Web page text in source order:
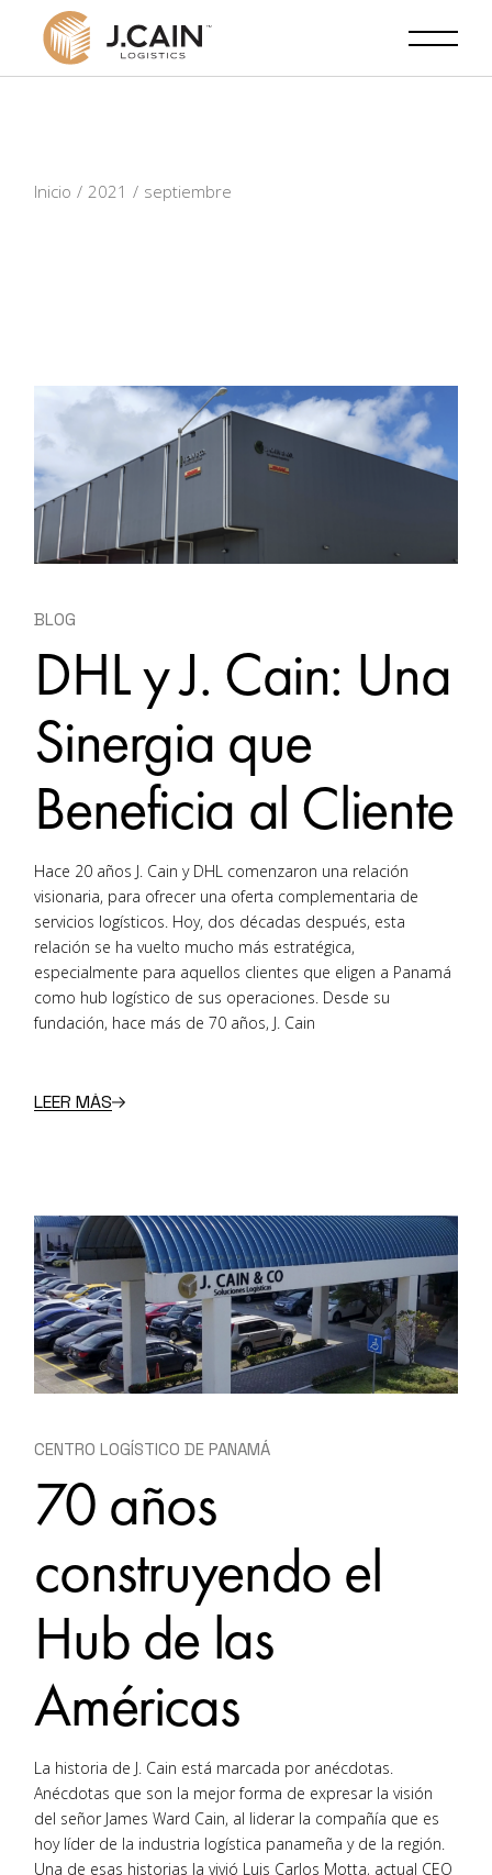
content
Inicio 2021 septiembre
BLOG
DHL y J. Cain: Una
Sinergia que
Beneficia al Cliente
Hace 20 años J. Cain y DHL comenzaron una relación
visionaria, para ofrecer una oferta complementaria de
servicios logísticos. Hoy, dos décadas después, esta
relación se ha vuelto mucho más estratégica,
especialmente para aquellos clientes que eligen a Panamá
como hub logístico de sus operaciones. Desde su
fundación, hace más de 70 años, J. Cain
LEER MÁS
CENTRO LOGÍSTICO DE PANAMÁ
70 años
construyendo el
Hub de las
Américas
La historia de J. Cain está marcada por anécdotas.
Anécdotas que son la mejor forma de expresar la visión
del señor James Ward Cain, al liderar la compañía que es
hoy líder de la industria logística panameña y de la región.
Una de esas historias la vivió Luis Carlos Motta, actual CEO